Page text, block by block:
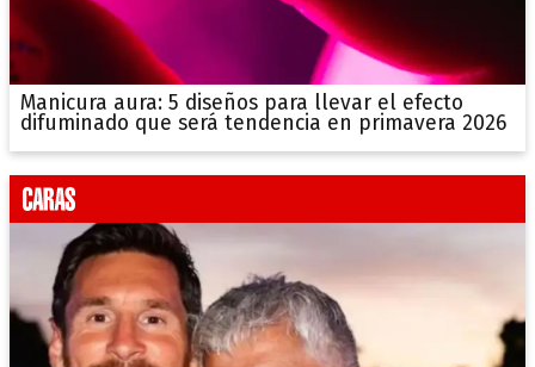
Manicura aura: 5 diseños para llevar el efecto
difuminado que será tendencia en primavera 2026